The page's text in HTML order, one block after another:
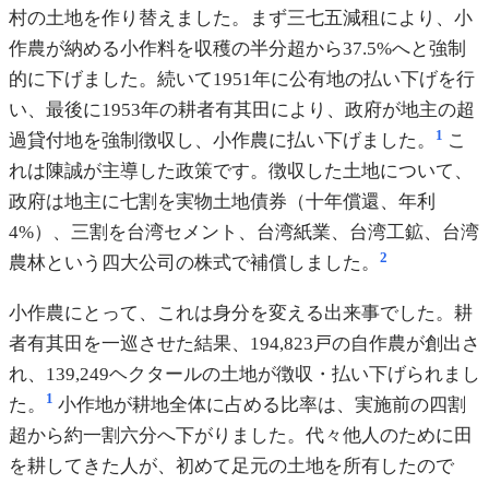
村の土地を作り替えました。まず三七五減租により、小
作農が納める小作料を収穫の半分超から37.5%へと強制
的に下げました。続いて1951年に公有地の払い下げを行
い、最後に1953年の耕者有其田により、政府が地主の超
過貸付地を強制徴収し、小作農に払い下げました。
1 こ
れは陳誠が主導した政策です。徴収した土地について、
政府は地主に七割を実物土地債券（十年償還、年利
4%）、三割を台湾セメント、台湾紙業、台湾工鉱、台湾
農林という四大公司の株式で補償しました。
2
小作農にとって、これは身分を変える出来事でした。耕
者有其田を一巡させた結果、194,823戸の自作農が創出さ
れ、139,249ヘクタールの土地が徴収・払い下げられまし
た。
1 小作地が耕地全体に占める比率は、実施前の四割
超から約一割六分へ下がりました。代々他人のために田
を耕してきた人が、初めて足元の土地を所有したので